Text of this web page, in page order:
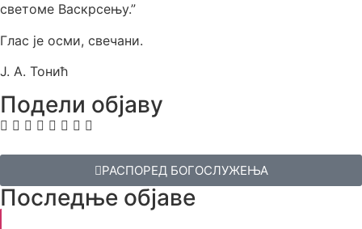
светоме Васкрсењу.”
Глас је осми, свечани.
Ј. А. Тонић
Подели објаву
РАСПОРЕД БОГОСЛУЖЕЊА
Последње објаве